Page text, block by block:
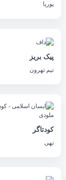
پوریا
پیک بریز
تیم تهرون
کودتاگر
تهی